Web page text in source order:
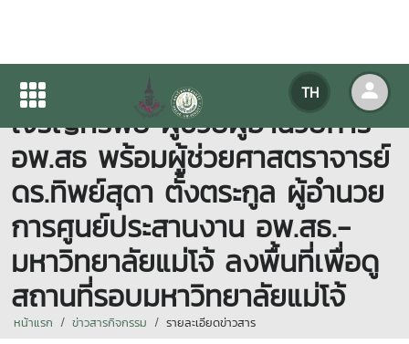
TH
ดร.ปิยรัษฎ์ ปริญญาพงษ์
เจริญทรัพย์ ผู้ช่วยผู้อำนวยการ
อพ.สธ พร้อมผู้ช่วยศาสตราจารย์
ดร.ทิพย์สุดา ตั้งตระกูล ผู้อำนวย
การศูนย์ประสานงาน อพ.สธ.-
มหาวิทยาลัยแม่โจ้ ลงพื้นที่เพื่อดู
สถานที่รอบมหาวิทยาลัยแม่โจ้
หน้าแรก ข่าวสารกิจกรรม รายละเอียดข่าวสาร